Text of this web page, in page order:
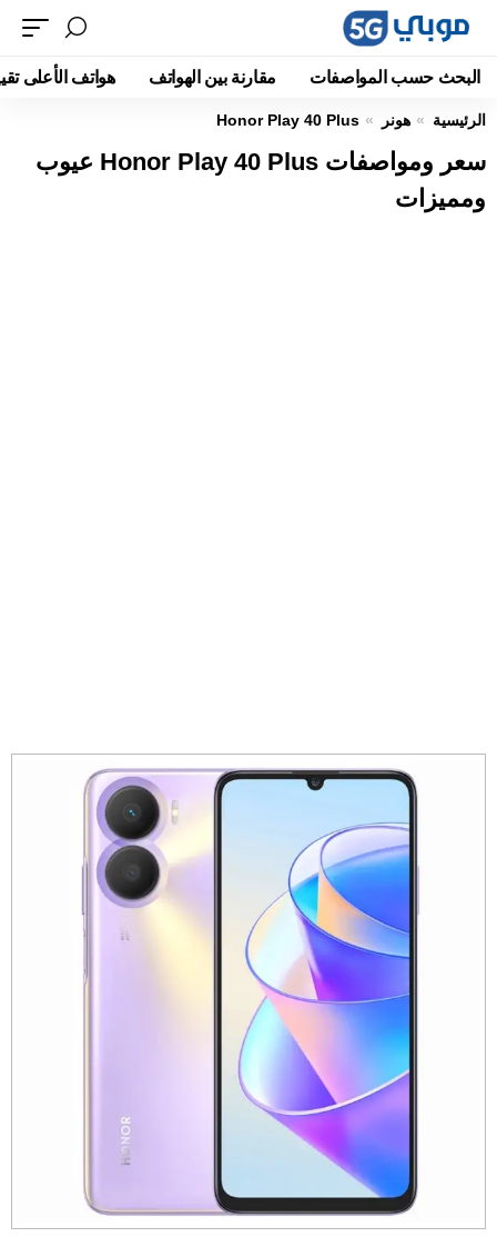
البحث حسب المواصفات مقارنة بين الهواتف هواتف الأعلى
الرئيسية هونر Honor Play 40 Plus
سعر ومواصفات Honor Play 40 Plus عيوب
ومميزات